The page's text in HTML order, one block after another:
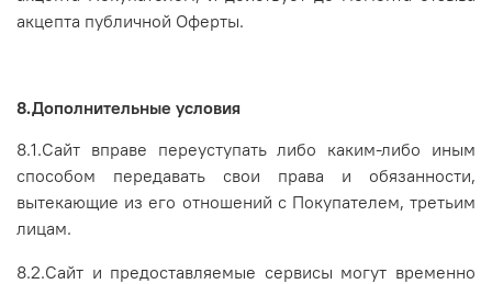
акцепта публичной Оферты.
8.Дополнительные условия
8.1.Сайт вправе переуступать либо каким-либо иным
способом передавать свои права и обязанности,
вытекающие из его отношений с Покупателем, третьим
лицам.
8.2.Сайт и предоставляемые сервисы могут временно